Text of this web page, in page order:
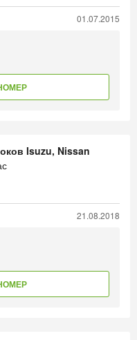
01.07.2015
Isuzu, Nissan
21.08.2018